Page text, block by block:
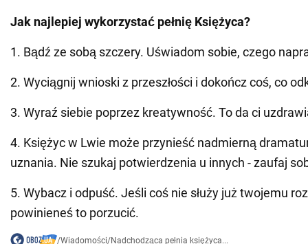
Jak najlepiej wykorzystać pełnię Księżyca?
1. Bądź ze sobą szczery. Uświadom sobie, czego
2. Wyciągnij wnioski z przeszłości i dokończ coś, co
3. Wyraź siebie poprzez kreatywność. To da ci
4. Księżyc w Lwie może przynieść nadmierną
uznania. Nie szukaj potwierdzenia u innych - zaufaj
5. Wybacz i odpuść. Jeśli coś nie służy już twojemu
powinieneś to porzucić.
/Wiadomości/Nadchodząca pełnia księżyca...